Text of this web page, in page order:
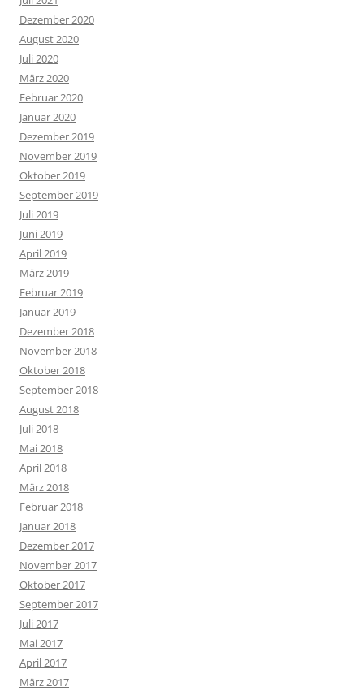
Dezember 2020
August 2020
Juli 2020
März 2020
Februar 2020
Januar 2020
Dezember 2019
November 2019
Oktober 2019
September 2019
Juli 2019
Juni 2019
April 2019
März 2019
Februar 2019
Januar 2019
Dezember 2018
November 2018
Oktober 2018
September 2018
August 2018
Juli 2018
Mai 2018
April 2018
März 2018
Februar 2018
Januar 2018
Dezember 2017
November 2017
Oktober 2017
September 2017
Juli 2017
Mai 2017
April 2017
März 2017